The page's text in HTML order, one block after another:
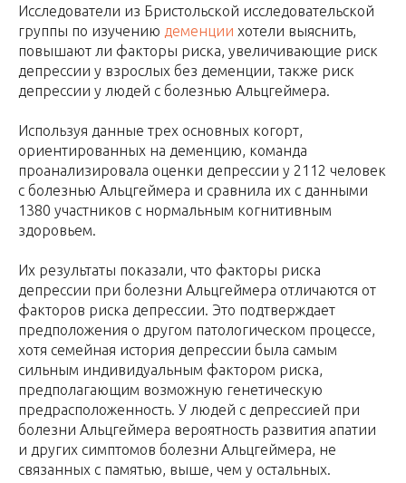
Исследователи из Бристольской исследовательской
группы по изучению деменции хотели выяснить,
повышают ли факторы риска, увеличивающие риск
депрессии у взрослых без деменции, также риск
депрессии у людей с болезнью Альцгеймера.
Используя данные трех основных когорт,
ориентированных на деменцию, команда
проанализировала оценки депрессии у 2112 человек
с болезнью Альцгеймера и сравнила их с данными
1380 участников с нормальным когнитивным
здоровьем.
Их результаты показали, что факторы риска
депрессии при болезни Альцгеймера отличаются от
факторов риска депрессии. Это подтверждает
предположения о другом патологическом процессе,
хотя семейная история депрессии была самым
сильным индивидуальным фактором риска,
предполагающим возможную генетическую
предрасположенность. У людей с депрессией при
болезни Альцгеймера вероятность развития апатии
и других симптомов болезни Альцгеймера, не
связанных с памятью, выше, чем у остальных.